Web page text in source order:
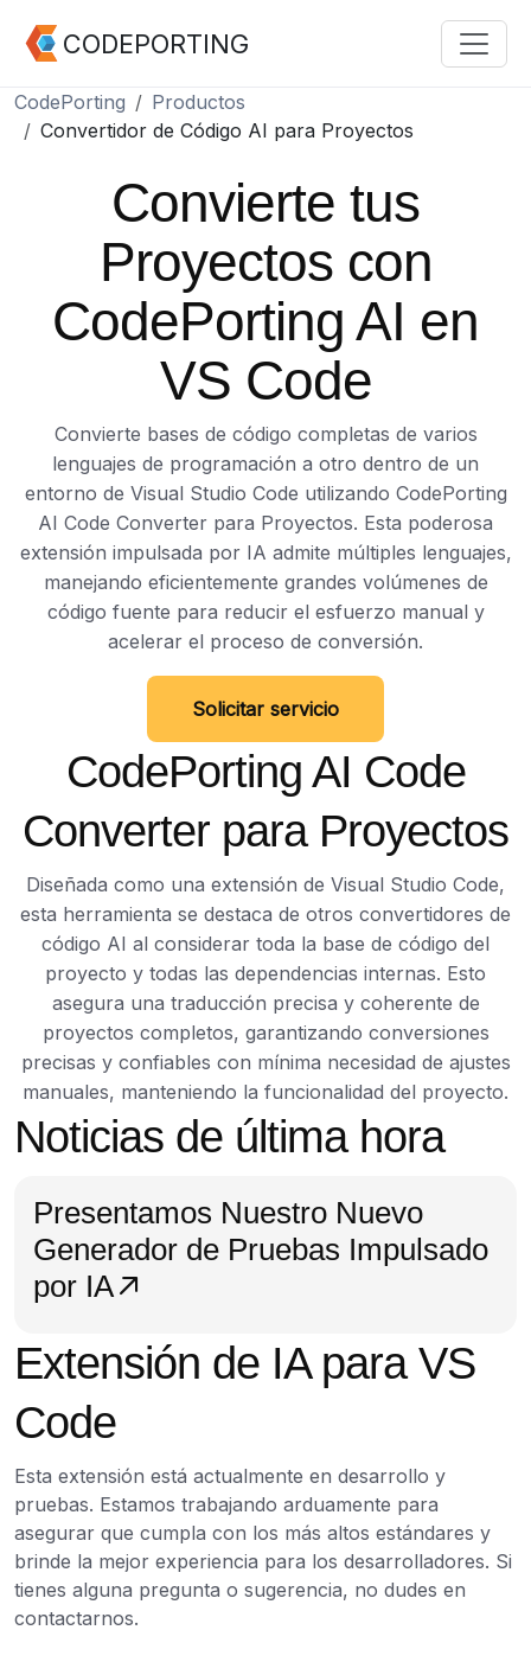
CODEPORTING
CodePorting
Productos
Convertidor de Código AI para Proyectos
Convierte tus
Proyectos con
CodePorting AI en
VS Code
Convierte bases de código completas de varios
lenguajes de programación a otro dentro de un
entorno de Visual Studio Code utilizando CodePorting
AI Code Converter para Proyectos. Esta poderosa
extensión impulsada por IA admite múltiples lenguajes,
manejando eficientemente grandes volúmenes de
código fuente para reducir el esfuerzo manual y
acelerar el proceso de conversión.
Solicitar servicio
CodePorting AI Code
Converter para Proyectos
Diseñada como una extensión de Visual Studio Code,
esta herramienta se destaca de otros convertidores de
código AI al considerar toda la base de código del
proyecto y todas las dependencias internas. Esto
asegura una traducción precisa y coherente de
proyectos completos, garantizando conversiones
precisas y confiables con mínima necesidad de ajustes
manuales, manteniendo la funcionalidad del proyecto.
Noticias de última hora
Presentamos Nuestro Nuevo
Generador de Pruebas Impulsado
por IA
Extensión de IA para VS
Code
Esta extensión está actualmente en desarrollo y
pruebas. Estamos trabajando arduamente para
asegurar que cumpla con los más altos estándares y
brinde la mejor experiencia para los desarrolladores. Si
tienes alguna pregunta o sugerencia, no dudes en
contactarnos.